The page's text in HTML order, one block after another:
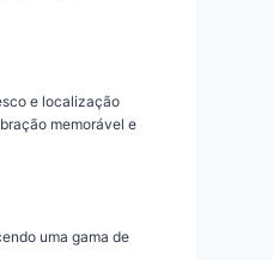
e localização
memorável e
uma gama de